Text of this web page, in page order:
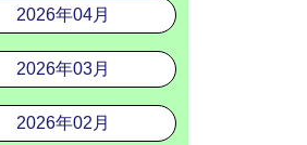
2026年04月
2026年03月
2026年02月